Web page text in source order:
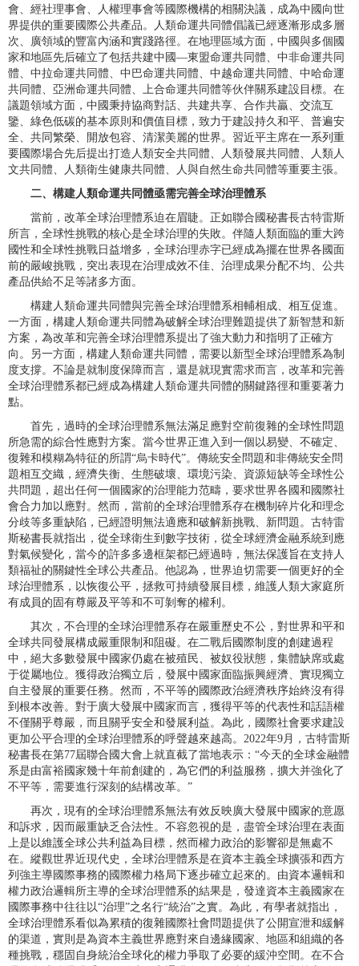
會、經社理事會、人權理事會等國際機構的相關決議，成為中國向世
界提供的重要國際公共產品。人類命運共同體倡議已經逐漸形成多層
次、廣領域的豐富內涵和實踐路徑。在地理區域方面，中國與多個國
家和地區先后確立了包括共建中國—東盟命運共同體、中非命運共同
體、中拉命運共同體、中巴命運共同體、中越命運共同體、中哈命運
共同體、亞洲命運共同體、上合命運共同體等伙伴關系建設目標。在
議題領域方面，中國秉持協商對話、共建共享、合作共贏、交流互
鑒、綠色低碳的基本原則和價值目標，致力于建設持久和平、普遍安
全、共同繁榮、開放包容、清潔美麗的世界。習近平主席在一系列重
要國際場合先后提出打造人類安全共同體、人類發展共同體、人類人
文共同體、人類衛生健康共同體、人與自然生命共同體等重要主張。
二、構建人類命運共同體亟需完善全球治理體系
當前，改革全球治理體系迫在眉睫。正如聯合國秘書長古特雷斯
所言，全球性挑戰的核心是全球治理的失敗。伴隨人類面臨的重大跨
國性和全球性挑戰日益增多，全球治理赤字已經成為擺在世界各國面
前的嚴峻挑戰，突出表現在治理成效不佳、治理成果分配不均、公共
產品供給不足等諸多方面。
構建人類命運共同體與完善全球治理體系相輔相成、相互促進。
一方面，構建人類命運共同體為破解全球治理難題提供了新智慧和新
方案，為改革和完善全球治理體系提出了強大動力和指明了正確方
向。另一方面，構建人類命運共同體，需要以新型全球治理體系為制
度支撐。不論是就制度保障而言，還是就現實需求而言，改革和完善
全球治理體系都已經成為構建人類命運共同體的關鍵路徑和重要著力
點。
首先，過時的全球治理體系無法滿足應對空前復雜的全球性問題
所急需的綜合性應對方案。當今世界正進入到一個以易變、不確定、
復雜和模糊為特征的所謂“烏卡時代”。傳統安全問題和非傳統安全問
題相互交織，經濟失衡、生態破壞、環境污染、資源短缺等全球性公
共問題，超出任何一個國家的治理能力范疇，要求世界各國和國際社
會合力加以應對。然而，當前的全球治理體系存在機制碎片化和理念
分歧等多重缺陷，已經證明無法適應和破解新挑戰、新問題。古特雷
斯秘書長就指出，從全球衛生到數字技術，從全球經濟金融系統到應
對氣候變化，當今的許多多邊框架都已經過時，無法保護旨在支持人
類福祉的關鍵性全球公共產品。他認為，世界迫切需要一個更好的全
球治理體系，以恢復公平，拯救可持續發展目標，維護人類大家庭所
有成員的固有尊嚴及平等和不可剝奪的權利。
其次，不合理的全球治理體系存在嚴重歷史不公，對世界和平和
全球共同發展構成嚴重限制和阻礙。在二戰后國際制度的創建過程
中，絕大多數發展中國家仍處在被殖民、被奴役狀態，集體缺席或處
于從屬地位。獲得政治獨立后，發展中國家面臨振興經濟、實現獨立
自主發展的重要任務。然而，不平等的國際政治經濟秩序始終沒有得
到根本改善。對于廣大發展中國家而言，獲得平等的代表性和話語權
不僅關乎尊嚴，而且關乎安全和發展利益。為此，國際社會要求建設
更加公平合理的全球治理體系的呼聲越來越高。2022年9月，古特雷斯
秘書長在第77屆聯合國大會上就直截了當地表示：“今天的全球金融體
系是由富裕國家幾十年前創建的，為它們的利益服務，擴大并強化了
不平等，需要進行深刻的結構改革。”
再次，現有的全球治理體系無法有效反映廣大發展中國家的意愿
和訴求，因而嚴重缺乏合法性。不容忽視的是，盡管全球治理在表面
上是以維護全球公共利益為目標，然而權力政治的影響卻是無處不
在。縱觀世界近現代史，全球治理體系是在資本主義全球擴張和西方
列強主導國際事務的國際權力格局下逐步確立起來的。由資本邏輯和
權力政治邏輯所主導的全球治理體系的結果是，發達資本主義國家在
國際事務中往往以“治理”之名行“統治”之實。為此，有學者就指出，
全球治理體系看似為累積的復雜國際社會問題提供了公開宣泄和緩解
的渠道，實則是為資本主義世界應對來自邊緣國家、地區和組織的各
種挑戰，穩固自身統治全球化的權力爭取了必要的緩沖空間。在不合